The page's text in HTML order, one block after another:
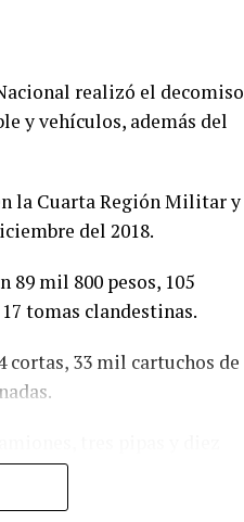
realizó el decomiso
y vehículos, además del
la Cuarta Región Militar y
del 2018.
89 mil 800 pesos, 105
tomas clandestinas.
cortas, 33 mil cartuchos de